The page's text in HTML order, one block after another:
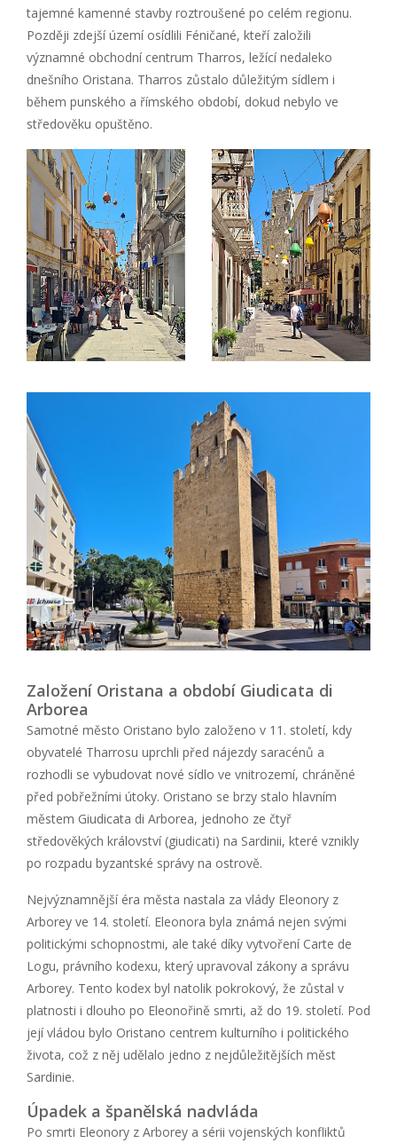
tajemné kamenné stavby roztroušené po celém regionu.
Později zdejší území osídlili Féničané, kteří založili
významné obchodní centrum Tharros, ležící nedaleko
dnešního Oristana. Tharros zůstalo důležitým sídlem i
během punského a římského období, dokud nebylo ve
středověku opuštěno.
Založení Oristana a období Giudicata di
Arborea
Samotné město Oristano bylo založeno v 11. století, kdy
obyvatelé Tharrosu uprchli před nájezdy saracénů a
rozhodli se vybudovat nové sídlo ve vnitrozemí, chráněné
před pobřežními útoky. Oristano se brzy stalo hlavním
městem Giudicata di Arborea, jednoho ze čtyř
středověkých království (giudicati) na Sardinii, které vznikly
po rozpadu byzantské správy na ostrově.
Nejvýznamnější éra města nastala za vlády Eleonory z
Arborey ve 14. století. Eleonora byla známá nejen svými
politickými schopnostmi, ale také díky vytvoření Carte de
Logu, právního kodexu, který upravoval zákony a správu
Arborey. Tento kodex byl natolik pokrokový, že zůstal v
platnosti i dlouho po Eleonořině smrti, až do 19. století. Pod
její vládou bylo Oristano centrem kulturního i politického
života, což z něj udělalo jedno z nejdůležitějších měst
Sardinie.
Úpadek a španělská nadvláda
Po smrti Eleonory z Arborey a sérii vojenských konfliktů